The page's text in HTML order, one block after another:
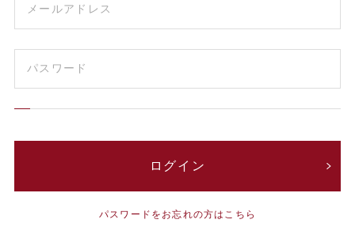
パスワードをお忘れの方はこちら